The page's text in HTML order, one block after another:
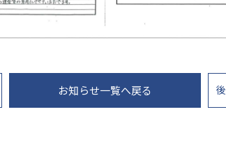
お知らせ一覧へ戻る 後